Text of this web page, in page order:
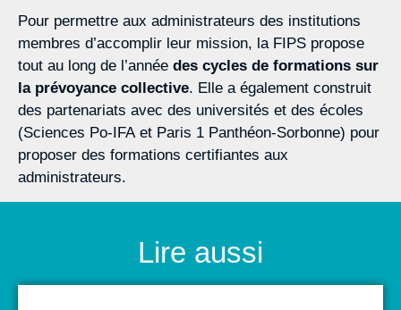
Pour permettre aux administrateurs des institutions
membres d’accomplir leur mission, la FIPS propose
tout au long de l’année des cycles de formations sur
la prévoyance collective. Elle a également construit
des partenariats avec des universités et des écoles
(Sciences Po-IFA et Paris 1 Panthéon-Sorbonne) pour
proposer des formations certifiantes aux
administrateurs.
Lire aussi